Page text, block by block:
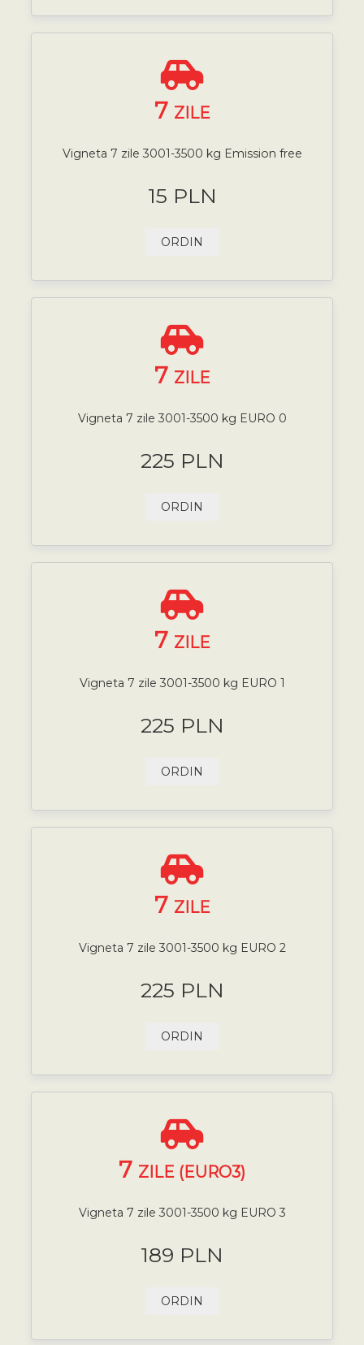
7 ZILE
Vigneta 7 zile 3001-3500 kg Emission free
15 PLN
ORDIN
7 ZILE
Vigneta 7 zile 3001-3500 kg EURO 0
225 PLN
ORDIN
7 ZILE
Vigneta 7 zile 3001-3500 kg EURO 1
225 PLN
ORDIN
7 ZILE
Vigneta 7 zile 3001-3500 kg EURO 2
225 PLN
ORDIN
7 ZILE (EURO3)
Vigneta 7 zile 3001-3500 kg EURO 3
189 PLN
ORDIN